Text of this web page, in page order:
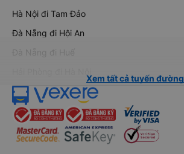
Hà Nội đi Tam Đảo
Đà Nẵng đi Hội An
Đà Nẵng đi Huế
Xem tất cả tuyến đường